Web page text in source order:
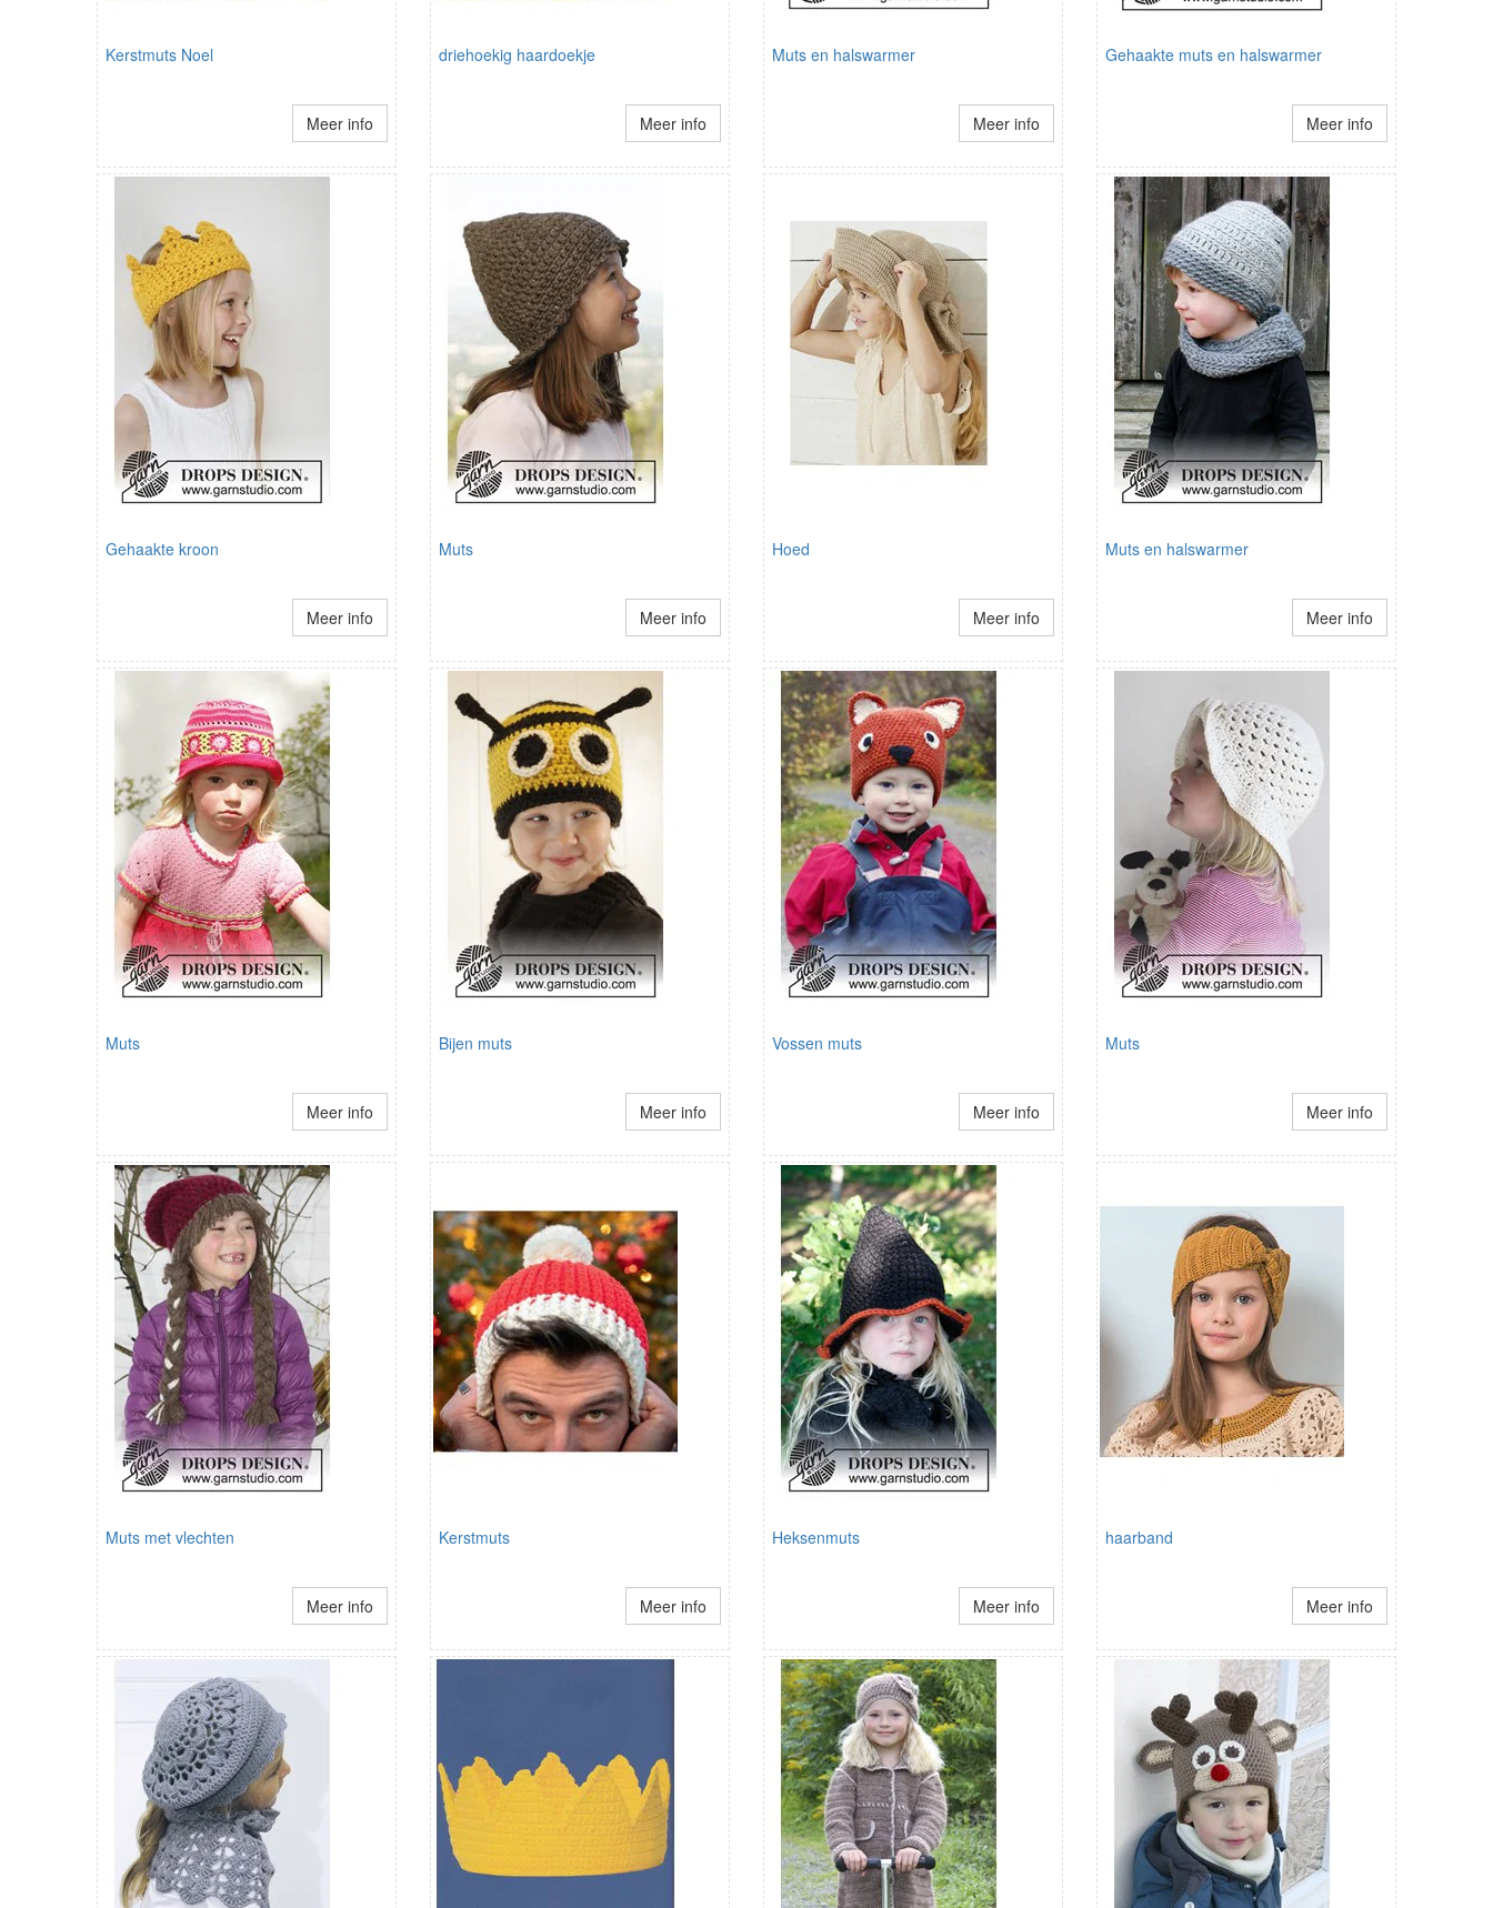
Kerstmuts Noel
Meer info
driehoekig haardoekje
Meer info
Muts en halswarmer
Meer info
Gehaakte muts en halswarmer
Meer info
Gehaakte kroon
Meer info
Muts
Meer info
Hoed
Meer info
Muts en halswarmer
Meer info
Muts
Meer info
Bijen muts
Meer info
Vossen muts
Meer info
Muts
Meer info
Muts met vlechten
Meer info
Kerstmuts
Meer info
Heksenmuts
Meer info
haarband
Meer info